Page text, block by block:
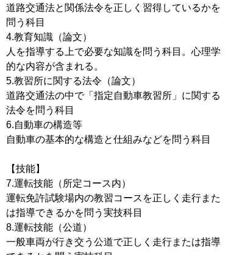
道路交通法と関係法令を正しく習得しているかを
問う科目
4.教育知識（論文）
人を指導する上で必要な知識を問う科目。心理学
的な内容が含まれる。
5.教習所に関する法令（論文）
道路交通法の中で「指定自動車教習所」に関する
法令を問う科目
6.自動車の構造等
自動車の基本的な構造と仕組みなどを問う科目
【技能】
7.運転技能（所定コース内）
運転免許試験場内の教習コースを正しく走行また
は指導できるかを問う実技科目
8.運転技能（公道）
一般車両が行き交う公道で正しく走行または指導